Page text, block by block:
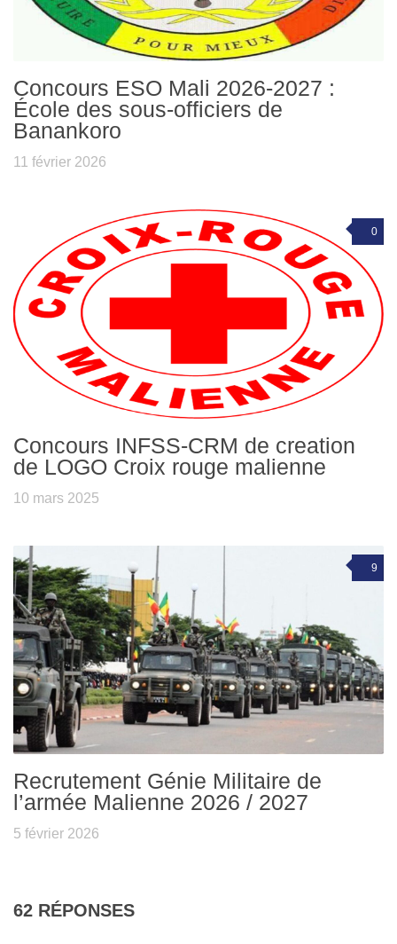
Concours ESO Mali 2026-2027 :
École des sous-officiers de
Banankoro
11 février 2026
0
Concours INFSS-CRM de creation
de LOGO Croix rouge malienne
10 mars 2025
9
Recrutement Génie Militaire de
l’armée Malienne 2026 / 2027
5 février 2026
62 RÉPONSES